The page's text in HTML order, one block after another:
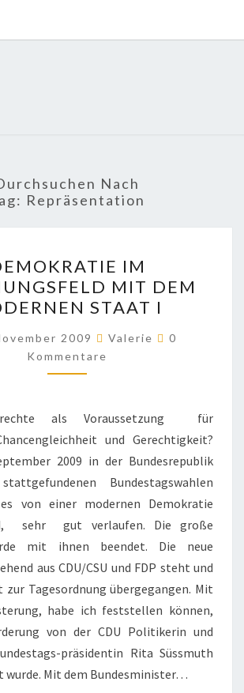
Nach
Repräsentation
IM
SPANNUNGSFELD
MIT
DEM
MODERNEN
STAAT
IM
MIT DEM
STAAT I
2009 Valerie Kommentare
0
Kommentare
als Voraussetzung für
und Gerechtigkeit?
2009 in der Bundesrepublik
Bundestagswahlen
von einer modernen Demokratie
sehr gut verlaufen. Die große
mit ihnen beendet. Die neue
aus CDU/CSU und FDP steht und
zur Tagesordnung übergegangen. Mit
habe ich feststellen können,
von der CDU Politikerin und
präsidentin Rita Süssmuth
wurde. Mit dem Bundesminister…